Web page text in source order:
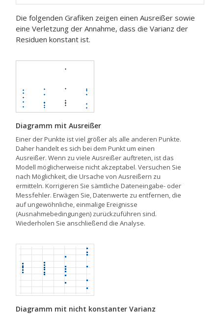
Die folgenden Grafiken zeigen einen Ausreißer sowie
eine Verletzung der Annahme, dass die Varianz der
Residuen konstant ist.
Diagramm mit Ausreißer
Einer der Punkte ist viel größer als alle anderen Punkte.
Daher handelt es sich bei dem Punkt um einen
Ausreißer. Wenn zu viele Ausreißer auftreten, ist das
Modell möglicherweise nicht akzeptabel. Versuchen Sie
nach Möglichkeit, die Ursache von Ausreißern zu
ermitteln. Korrigieren Sie sämtliche Dateneingabe- oder
Messfehler. Erwägen Sie, Datenwerte zu entfernen, die
auf ungewöhnliche, einmalige Ereignisse
(Ausnahmebedingungen) zurückzuführen sind.
Wiederholen Sie anschließend die Analyse.
Diagramm mit nicht konstanter Varianz